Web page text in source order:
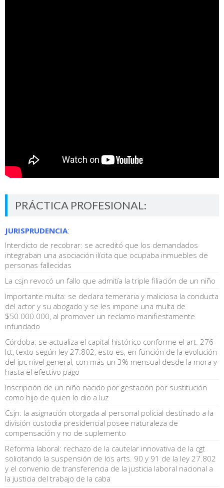
PRÁCTICA PROFESIONAL:
JURISPRUDENCIA:
Interdicto de recobrar: se acreditó que los demandados
integraban una asociación ilícita que ocupaba inmuebles de
personas fallecidas
La csjn revocó un fallo que admitía la triple filiación de un niño
Importante multa: se declara temeraria y maliciosa la conducta
del actor y su abogado y se les impone una multa de
$50.000.000, al promover un reclamo manifiestamente
infundado
Córdoba: se actualiza el capital histórico conforme el art. 276
lct, texto según ley 27.802, esto es, en función de la evolución
del ipc nivel general, con más un 3% mensual desde la mora y
hasta el efectivo pago
Inscripción de un niño nacido por gestación por sustitución
como hijo de quien lo dio a luz
Csjn: la asignación otorgada al personal policial destinado a la
división custodia presidencial posee naturaleza de
compensación y no de suplemento
Reforma laboral: rechazo de la cautelar innovativa de la cgt
solicitando la suspensión de los arts. 90 y 91 de la ley 27.802
y el convenio de transferencia de la justicia laboral nacional a
la justicia del trabajo de la caba